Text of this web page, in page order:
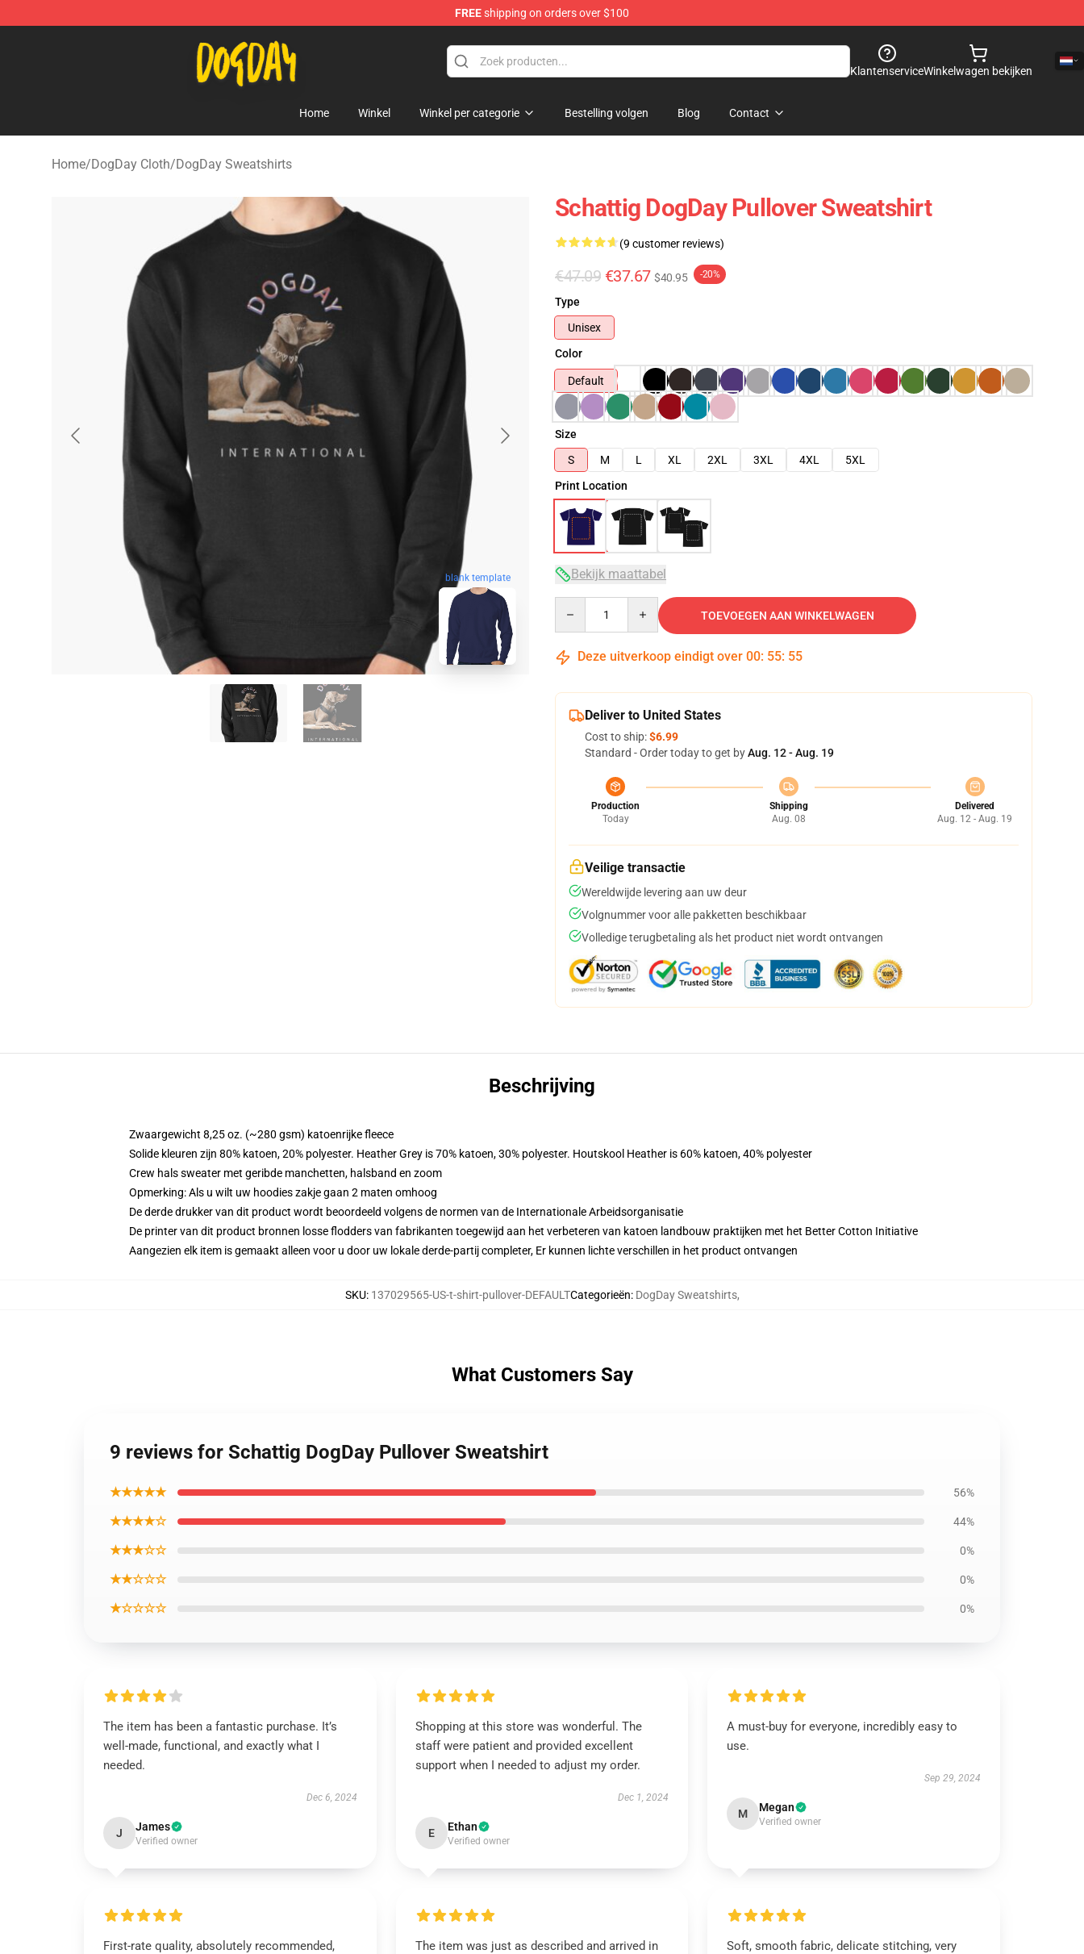
FREEshipping on orders over $100
DogDay Store - Official DogDay Merchandise Shop
KlantenserviceWinkelwagen bekijken
Home Winkel Winkel per categorie Bestelling volgen Blog Contact
Home/DogDay Cloth/DogDay Sweatshirts
blank template
Schattig DogDay Pullover Sweatshirt
(9 customer reviews)
€47.09 €37.67 $40.95 -20%
Type
Unisex
Color
Default
Size
S
M L XL 2XL 3XL 4XL
5XL
Print Location
Bekijk maattabel
TOEVOEGEN AAN WINKELWAGEN
Deze uitverkoop eindigt over 00: 55: 54
Deliver to United States
Cost to ship:$6.99
Standard - Order today to get byAug. 12 - Aug. 19
Production
Today
Shipping
Aug. 08
Delivered
Aug. 12 - Aug. 19
Veilige transactie
Wereldwijde levering aan uw deur
Volgnummer voor alle pakketten beschikbaar
Volledige terugbetaling als het product niet wordt ontvangen
Beschrijving
Zwaargewicht 8,25 oz. (~280 gsm) katoenrijke fleece
Solide kleuren zijn 80% katoen, 20% polyester. Heather Grey is 70% katoen, 30% polyester. Houtskool Heather is 60% katoen, 40% polyester
Crew hals sweater met geribde manchetten, halsband en zoom
Opmerking: Als u wilt uw hoodies zakje gaan 2 maten omhoog
De derde drukker van dit product wordt beoordeeld volgens de normen van de Internationale Arbeidsorganisatie
De printer van dit product bronnen losse flodders van fabrikanten toegewijd aan het verbeteren van katoen landbouw praktijken met het Better Cotton Initiative
Aangezien elk item is gemaakt alleen voor u door uw lokale derde-partij completer, Er kunnen lichte verschillen in het product ontvangen
SKU: 137029565-US-t-shirt-pullover-DEFAULTCategorieën: DogDay Sweatshirts,
What Customers Say
9 reviews for Schattig DogDay Pullover Sweatshirt
★★★★★ 56%
★★★★☆ 44%
★★★☆☆ 0%
★★☆☆☆ 0%
★☆☆☆☆ 0%
The item has been a fantastic purchase. It’s
well-made, functional, and exactly what I
needed.
Dec 6, 2024
J James
Verified owner
Shopping at this store was wonderful. The
staff were patient and provided excellent
support when I needed to adjust my order.
Dec 1, 2024
E Ethan
Verified owner
A must-buy for everyone, incredibly easy to
use.
Sep 29, 2024
M Megan
Verified owner
First-rate quality, absolutely recommended,
The item was just as described and arrived in
Soft, smooth fabric, delicate stitching, very